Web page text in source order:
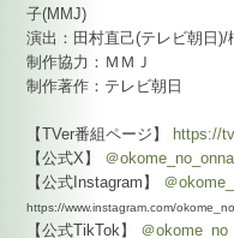
子(MMJ)
演出：田村直己(テレビ朝日
制作協力：ＭＭＪ
制作著作：テレビ朝日
【TVer番組ページ】 https://
【公式X】 ＠okome_no_onna
【公式Instagram】 ＠
https://www.instagram.com/
【公式TikTok】 ＠